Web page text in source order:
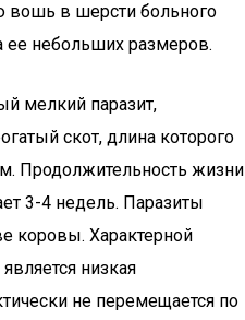
вошь в шерсти больного
ее небольших размеров.
мелкий паразит,
скот, длина которого
Продолжительность жизни
3-4 недель. Паразиты
коровы. Характерной
низкая
не перемещается по